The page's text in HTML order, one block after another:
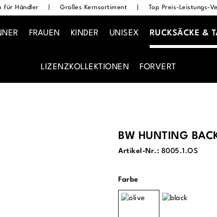
für Händler Großes Kernsortiment Top Preis-Leistungs-
FRAUEN KINDER UNISEX RUCKSÄCKE &
LIZENZKOLLEKTIONEN FORVERT
BW HUNTING
Artikel-Nr.: 8005.1.OS
Farbeauswählen